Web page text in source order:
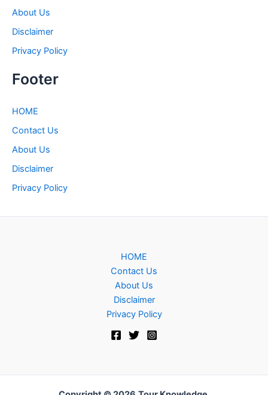
About Us
Disclaimer
Privacy Policy
Footer
HOME
Contact Us
About Us
Disclaimer
Privacy Policy
HOME
Contact Us
About Us
Disclaimer
Privacy Policy